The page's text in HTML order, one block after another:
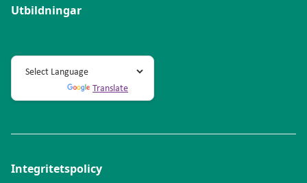
Utbildningar
Translate
Integritetspolicy